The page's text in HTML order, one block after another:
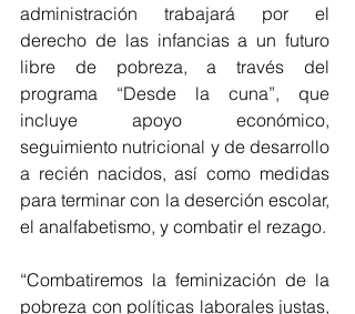
administración trabajará por el
derecho de las infancias a un futuro
libre de pobreza, a través del
programa “Desde la cuna”, que
incluye apoyo económico,
seguimiento nutricional y de desarrollo
a recién nacidos, así como medidas
para terminar con la deserción escolar,
el analfabetismo, y combatir el rezago.
“Combatiremos la feminización de la
pobreza con políticas laborales justas,